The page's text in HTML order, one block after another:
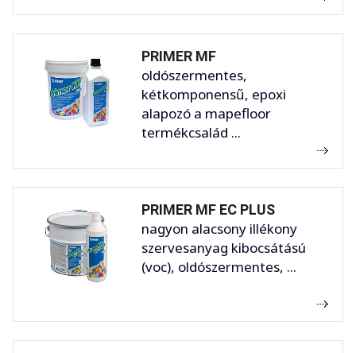
PRIMER MF
oldószermentes,
kétkomponensű, epoxi
alapozó a mapefloor
termékcsalád ...
PRIMER MF EC PLUS
nagyon alacsony illékony
szervesanyag kibocsátású
(voc), oldószermentes, ...